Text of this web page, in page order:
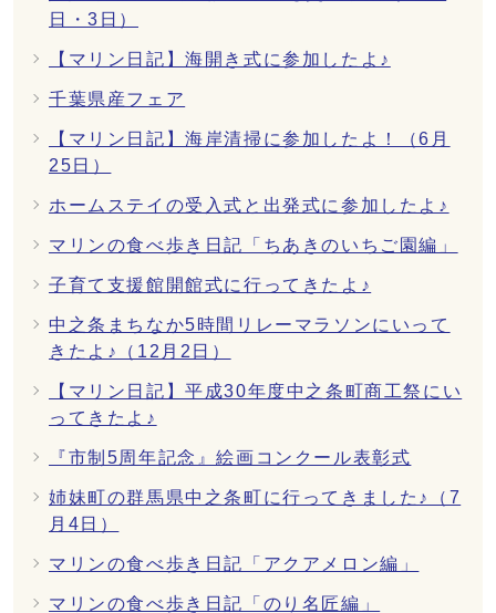
日・3日）
【マリン日記】海開き式に参加したよ♪
千葉県産フェア
【マリン日記】海岸清掃に参加したよ！（6月
25日）
ホームステイの受入式と出発式に参加したよ♪
マリンの食べ歩き日記「ちあきのいちご園編」
子育て支援館開館式に行ってきたよ♪
中之条まちなか5時間リレーマラソンにいって
きたよ♪（12月2日）
【マリン日記】平成30年度中之条町商工祭にい
ってきたよ♪
『市制5周年記念』絵画コンクール表彰式
姉妹町の群馬県中之条町に行ってきました♪（7
月4日）
マリンの食べ歩き日記「アクアメロン編」
マリンの食べ歩き日記「のり名匠編」